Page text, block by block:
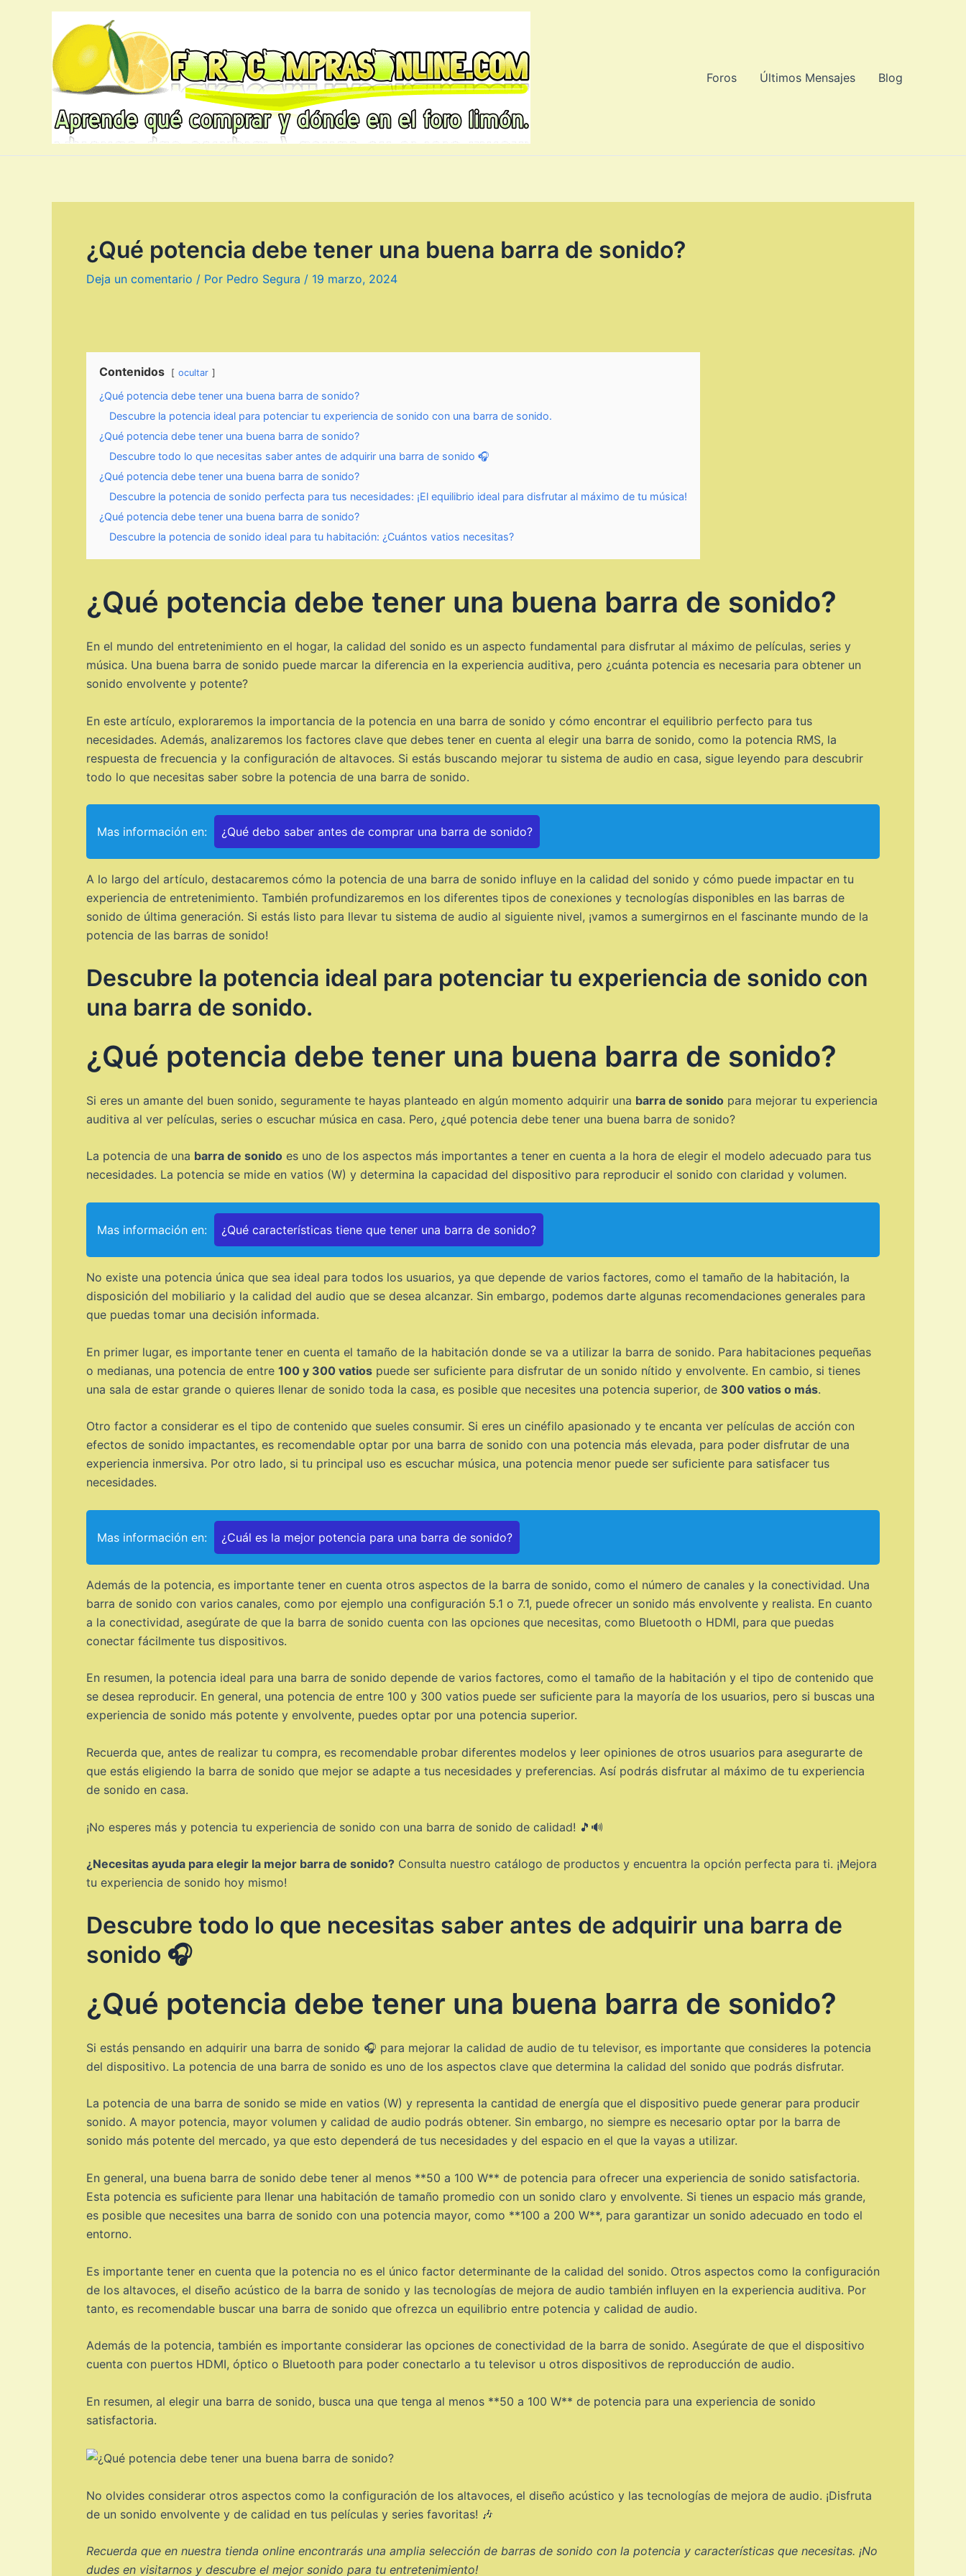
Foros Últimos Mensajes Blog
¿Qué potencia debe tener una buena barra de sonido?
Deja un comentario / Por Pedro Segura / 19 marzo, 2024
Contenidos ocultar
¿Qué potencia debe tener una buena barra de sonido?
Descubre la potencia ideal para potenciar tu experiencia de sonido con una barra de sonido.
¿Qué potencia debe tener una buena barra de sonido?
Descubre todo lo que necesitas saber antes de adquirir una barra de sonido 🎧
¿Qué potencia debe tener una buena barra de sonido?
Descubre la potencia de sonido perfecta para tus necesidades: ¡El equilibrio ideal para disfrutar al máximo de tu música!
¿Qué potencia debe tener una buena barra de sonido?
Descubre la potencia de sonido ideal para tu habitación: ¿Cuántos vatios necesitas?
¿Qué potencia debe tener una buena barra de sonido?
En el mundo del entretenimiento en el hogar, la calidad del sonido es un aspecto fundamental para disfrutar al máximo de películas, series y
música. Una buena barra de sonido puede marcar la diferencia en la experiencia auditiva, pero ¿cuánta potencia es necesaria para obtener un
sonido envolvente y potente?
En este artículo, exploraremos la importancia de la potencia en una barra de sonido y cómo encontrar el equilibrio perfecto para tus
necesidades. Además, analizaremos los factores clave que debes tener en cuenta al elegir una barra de sonido, como la potencia RMS, la
respuesta de frecuencia y la configuración de altavoces. Si estás buscando mejorar tu sistema de audio en casa, sigue leyendo para descubrir
todo lo que necesitas saber sobre la potencia de una barra de sonido.
Mas información en: ¿Qué debo saber antes de comprar una barra de sonido?
A lo largo del artículo, destacaremos cómo la potencia de una barra de sonido influye en la calidad del sonido y cómo puede impactar en tu
experiencia de entretenimiento. También profundizaremos en los diferentes tipos de conexiones y tecnologías disponibles en las barras de
sonido de última generación. Si estás listo para llevar tu sistema de audio al siguiente nivel, ¡vamos a sumergirnos en el fascinante mundo de la
potencia de las barras de sonido!
Descubre la potencia ideal para potenciar tu experiencia de sonido con
una barra de sonido.
¿Qué potencia debe tener una buena barra de sonido?
Si eres un amante del buen sonido, seguramente te hayas planteado en algún momento adquirir una barra de sonido para mejorar tu experiencia
auditiva al ver películas, series o escuchar música en casa. Pero, ¿qué potencia debe tener una buena barra de sonido?
La potencia de una barra de sonido es uno de los aspectos más importantes a tener en cuenta a la hora de elegir el modelo adecuado para tus
necesidades. La potencia se mide en vatios (W) y determina la capacidad del dispositivo para reproducir el sonido con claridad y volumen.
Mas información en: ¿Qué características tiene que tener una barra de sonido?
No existe una potencia única que sea ideal para todos los usuarios, ya que depende de varios factores, como el tamaño de la habitación, la
disposición del mobiliario y la calidad del audio que se desea alcanzar. Sin embargo, podemos darte algunas recomendaciones generales para
que puedas tomar una decisión informada.
En primer lugar, es importante tener en cuenta el tamaño de la habitación donde se va a utilizar la barra de sonido. Para habitaciones pequeñas
o medianas, una potencia de entre 100 y 300 vatios puede ser suficiente para disfrutar de un sonido nítido y envolvente. En cambio, si tienes
una sala de estar grande o quieres llenar de sonido toda la casa, es posible que necesites una potencia superior, de 300 vatios o más.
Otro factor a considerar es el tipo de contenido que sueles consumir. Si eres un cinéfilo apasionado y te encanta ver películas de acción con
efectos de sonido impactantes, es recomendable optar por una barra de sonido con una potencia más elevada, para poder disfrutar de una
experiencia inmersiva. Por otro lado, si tu principal uso es escuchar música, una potencia menor puede ser suficiente para satisfacer tus
necesidades.
Mas información en: ¿Cuál es la mejor potencia para una barra de sonido?
Además de la potencia, es importante tener en cuenta otros aspectos de la barra de sonido, como el número de canales y la conectividad. Una
barra de sonido con varios canales, como por ejemplo una configuración 5.1 o 7.1, puede ofrecer un sonido más envolvente y realista. En cuanto
a la conectividad, asegúrate de que la barra de sonido cuenta con las opciones que necesitas, como Bluetooth o HDMI, para que puedas
conectar fácilmente tus dispositivos.
En resumen, la potencia ideal para una barra de sonido depende de varios factores, como el tamaño de la habitación y el tipo de contenido que
se desea reproducir. En general, una potencia de entre 100 y 300 vatios puede ser suficiente para la mayoría de los usuarios, pero si buscas una
experiencia de sonido más potente y envolvente, puedes optar por una potencia superior.
Recuerda que, antes de realizar tu compra, es recomendable probar diferentes modelos y leer opiniones de otros usuarios para asegurarte de
que estás eligiendo la barra de sonido que mejor se adapte a tus necesidades y preferencias. Así podrás disfrutar al máximo de tu experiencia
de sonido en casa.
¡No esperes más y potencia tu experiencia de sonido con una barra de sonido de calidad! 🎵🔊
¿Necesitas ayuda para elegir la mejor barra de sonido? Consulta nuestro catálogo de productos y encuentra la opción perfecta para ti. ¡Mejora
tu experiencia de sonido hoy mismo!
Descubre todo lo que necesitas saber antes de adquirir una barra de
sonido 🎧
¿Qué potencia debe tener una buena barra de sonido?
Si estás pensando en adquirir una barra de sonido 🎧 para mejorar la calidad de audio de tu televisor, es importante que consideres la potencia
del dispositivo. La potencia de una barra de sonido es uno de los aspectos clave que determina la calidad del sonido que podrás disfrutar.
La potencia de una barra de sonido se mide en vatios (W) y representa la cantidad de energía que el dispositivo puede generar para producir
sonido. A mayor potencia, mayor volumen y calidad de audio podrás obtener. Sin embargo, no siempre es necesario optar por la barra de
sonido más potente del mercado, ya que esto dependerá de tus necesidades y del espacio en el que la vayas a utilizar.
En general, una buena barra de sonido debe tener al menos **50 a 100 W** de potencia para ofrecer una experiencia de sonido satisfactoria.
Esta potencia es suficiente para llenar una habitación de tamaño promedio con un sonido claro y envolvente. Si tienes un espacio más grande,
es posible que necesites una barra de sonido con una potencia mayor, como **100 a 200 W**, para garantizar un sonido adecuado en todo el
entorno.
Es importante tener en cuenta que la potencia no es el único factor determinante de la calidad del sonido. Otros aspectos como la configuración
de los altavoces, el diseño acústico de la barra de sonido y las tecnologías de mejora de audio también influyen en la experiencia auditiva. Por
tanto, es recomendable buscar una barra de sonido que ofrezca un equilibrio entre potencia y calidad de audio.
Además de la potencia, también es importante considerar las opciones de conectividad de la barra de sonido. Asegúrate de que el dispositivo
cuenta con puertos HDMI, óptico o Bluetooth para poder conectarlo a tu televisor u otros dispositivos de reproducción de audio.
En resumen, al elegir una barra de sonido, busca una que tenga al menos **50 a 100 W** de potencia para una experiencia de sonido
satisfactoria.
No olvides considerar otros aspectos como la configuración de los altavoces, el diseño acústico y las tecnologías de mejora de audio. ¡Disfruta
de un sonido envolvente y de calidad en tus películas y series favoritas! 🎶
Recuerda que en nuestra tienda online encontrarás una amplia selección de barras de sonido con la potencia y características que necesitas. ¡No
dudes en visitarnos y descubre el mejor sonido para tu entretenimiento!